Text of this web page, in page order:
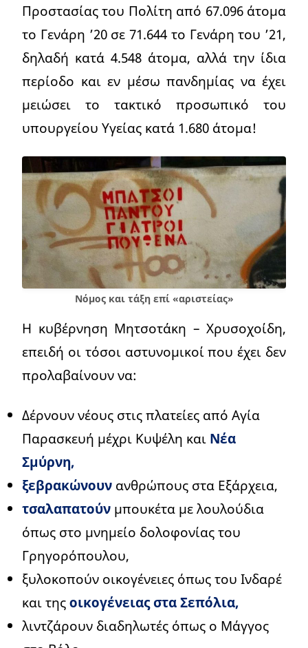
Προστασίας του Πολίτη από 67.096 άτομα
το Γενάρη ’20 σε 71.644 το Γενάρη του ’21,
δηλαδή κατά 4.548 άτομα, αλλά την ίδια
περίοδο και εν μέσω πανδημίας να έχει
μειώσει το τακτικό προσωπικό του
υπουργείου Υγείας κατά 1.680 άτομα!
Νόμος και τάξη επί «αριστείας»
Η κυβέρνηση Μητσοτάκη – Χρυσοχοίδη,
επειδή οι τόσοι αστυνομικοί που έχει δεν
προλαβαίνουν να:
Δέρνουν νέους στις πλατείες από Αγία
Παρασκευή μέχρι Κυψέλη και Νέα
Σμύρνη,
ξεβρακώνουν ανθρώπους στα Εξάρχεια,
τσαλαπατούν μπουκέτα με λουλούδια
όπως στο μνημείο δολοφονίας του
Γρηγορόπουλου,
ξυλοκοπούν οικογένειες όπως του Ινδαρέ
και τηςοικογένειας στα Σεπόλια,
λιντζάρουν διαδηλωτές όπως ο Μάγγος